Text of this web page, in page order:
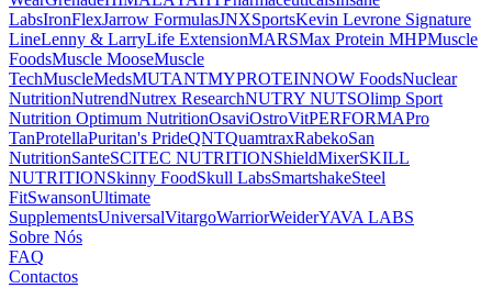
LabsIronFlexJarrow FormulasJNXSportsKevin Levrone Signature
LineLenny & LarryLife ExtensionMARSMax Protein MHPMuscle
FoodsMuscle MooseMuscle
TechMuscleMedsMUTANTMYPROTEINNOW FoodsNuclear
NutritionNutrendNutrex ResearchNUTRY NUTSOlimp Sport
Nutrition Optimum NutritionOsaviOstroVitPERFORMAPro
TanProtellaPuritan's PrideQNTQuamtraxRabekoSan
NutritionSanteSCITEC NUTRITIONShieldMixerSKILL
NUTRITIONSkinny FoodSkull LabsSmartshakeSteel
FitSwansonUltimate
SupplementsUniversalVitargoWarriorWeiderYAVA LABS
Sobre Nós
FAQ
Contactos